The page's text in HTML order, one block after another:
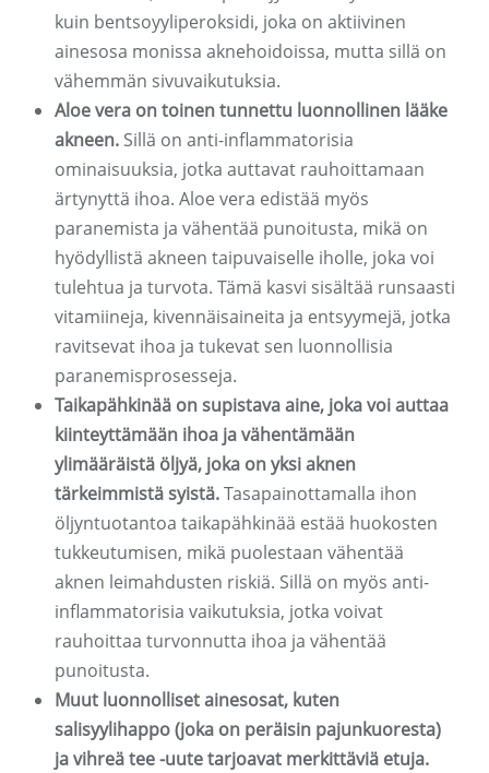
kuin bentsoyyliperoksidi, joka on aktiivinen
ainesosa monissa aknehoidoissa, mutta sillä on
vähemmän sivuvaikutuksia.
Aloe vera on toinen tunnettu luonnollinen lääke
akneen. Sillä on anti-inflammatorisia
ominaisuuksia, jotka auttavat rauhoittamaan
ärtynyttä ihoa. Aloe vera edistää myös
paranemista ja vähentää punoitusta, mikä on
hyödyllistä akneen taipuvaiselle iholle, joka voi
tulehtua ja turvota. Tämä kasvi sisältää runsaasti
vitamiineja, kivennäisaineita ja entsyymejä, jotka
ravitsevat ihoa ja tukevat sen luonnollisia
paranemisprosesseja.
Taikapähkinää on supistava aine, joka voi auttaa
kiinteyttämään ihoa ja vähentämään
ylimääräistä öljyä, joka on yksi aknen
tärkeimmistä syistä.Tasapainottamalla ihon
öljyntuotantoa taikapähkinää estää huokosten
tukkeutumisen, mikä puolestaan ​​vähentää
aknen leimahdusten riskiä. Sillä on myös anti-
inflammatorisia vaikutuksia, jotka voivat
rauhoittaa turvonnutta ihoa ja vähentää
punoitusta.
Muut luonnolliset ainesosat, kuten
salisyylihappo (joka on peräisin pajunkuoresta)
ja vihreä tee -uute tarjoavat merkittäviä etuja.